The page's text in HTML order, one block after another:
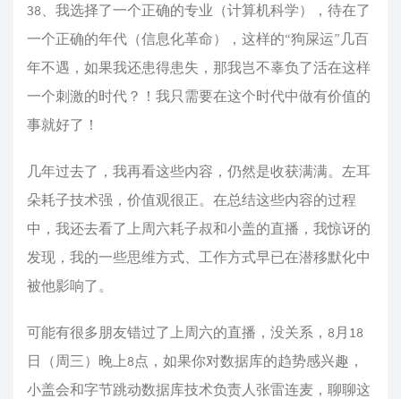
38、我选择了一个正确的专业（计算机科学），待在了
一个正确的年代（信息化革命），这样的“狗屎运”几百
年不遇，如果我还患得患失，那我岂不辜负了活在这样
一个刺激的时代？！我只需要在这个时代中做有价值的
事就好了！
几年过去了，我再看这些内容，仍然是收获满满。左耳
朵耗子技术强，价值观很正。在总结这些内容的过程
中，我还去看了上周六耗子叔和小盖的直播，我惊讶的
发现，我的一些思维方式、工作方式早已在潜移默化中
被他影响了。
可能有很多朋友错过了上周六的直播，没关系，8月18
日（周三）晚上8点，如果你对数据库的趋势感兴趣，
小盖会和字节跳动数据库技术负责人张雷连麦，聊聊这